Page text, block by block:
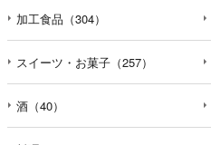
加工食品（304）
スイーツ・お菓子（257）
酒（40）